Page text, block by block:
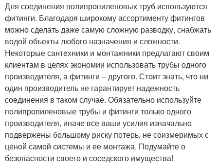
Для соединения полипропиленовых труб используются
фитинги. Благодаря широкому ассортименту фитингов
можно сделать даже самую сложную разводку, снабжать
водой объекты любого назначения и сложности.
Некоторые сантехники и монтажники предлагают своим
клиентам в целях экономии использовать трубы одного
производителя, а фитинги – другого. Стоит знать, что ни
один производитель не гарантирует надежность
соединения в таком случае. Обязательно используйте
полипропиленовые трубы и фитинги только одного
производителя, иначе все ваши усилия изначально
подвержены большому риску потерь, не соизмеримых с
ценой самой системы и ее монтажа. Подумайте о
безопасности своего и соседского имущества!